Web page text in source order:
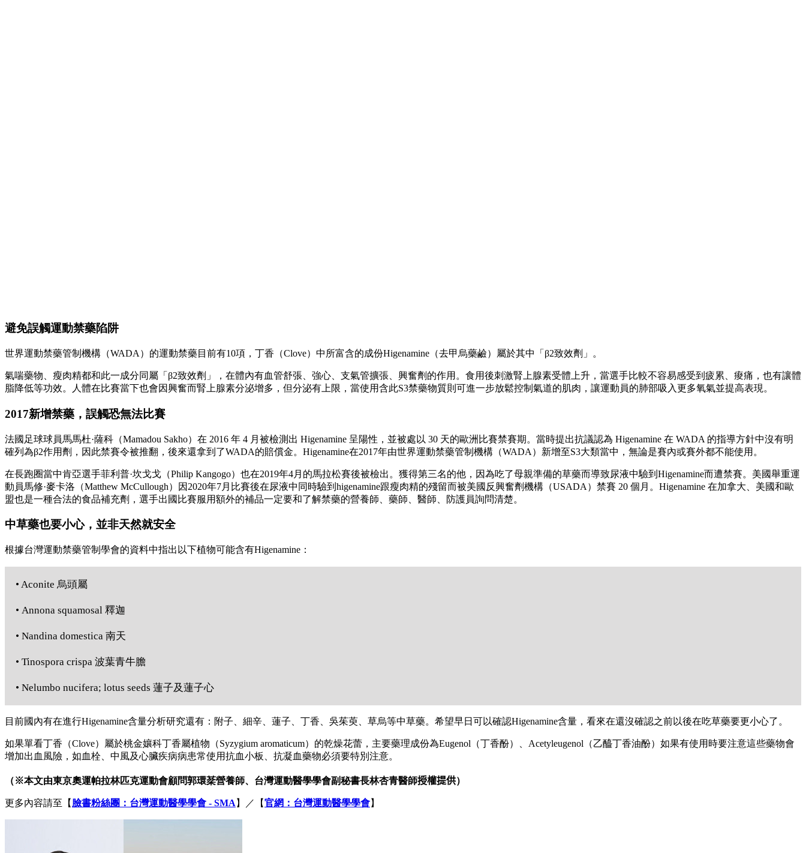
避免誤觸運動禁藥陷阱
世界運動禁藥管制機構（WADA）的運動禁藥目前有10項，丁香（Clove）中所富含的成份Higenamine（去甲烏藥鹼）屬於其中「β2致效劑」。
氣喘藥物、瘦肉精都和此一成分同屬「β2致效劑」，在體內有血管舒張、強心、支氣管擴張、興奮劑的作用。食用後刺激腎上腺素受體上升，當選手比較不容易感受到疲累、痠痛，也有讓體
脂降低等功效。人體在比賽當下也會因興奮而腎上腺素分泌增多，但分泌有上限，當使用含此S3禁藥物質則可進一步放鬆控制氣道的肌肉，讓運動員的肺部吸入更多氧氣並提高表現。
2017新增禁藥，誤觸恐無法比賽
法國足球球員馬馬杜·薩科（Mamadou Sakho）在 2016 年 4 月被檢測出 Higenamine 呈陽性，並被處以 30 天的歐洲比賽禁賽期。當時提出抗議認為 Higenamine 在 WADA 的指導方針中沒有明
確列為β2作用劑，因此禁賽令被推翻，後來還拿到了WADA的賠償金。Higenamine在2017年由世界運動禁藥管制機構（WADA）新增至S3大類當中，無論是賽內或賽外都不能使用。
在長跑圈當中肯亞選手菲利普·坎戈戈（Philip Kangogo）也在2019年4月的馬拉松賽後被檢出。獲得第三名的他，因為吃了母親準備的草藥而導致尿液中驗到Higenamine而遭禁賽。美國舉重運
動員馬修·麥卡洛（Matthew McCullough）因2020年7月比賽後在尿液中同時驗到higenamine跟瘦肉精的殘留而被美國反興奮劑機構（USADA）禁賽 20 個月。Higenamine 在加拿大、美國和歐
盟也是一種合法的食品補充劑，選手出國比賽服用額外的補品一定要和了解禁藥的營養師、藥師、醫師、防護員詢問清楚。
中草藥也要小心，並非天然就安全
根據台灣運動禁藥管制學會的資料中指出以下植物可能含有Higenamine：
• Aconite 烏頭屬
• Annona squamosal 釋迦
• Nandina domestica 南天
• Tinospora crispa 波葉青牛膽
• Nelumbo nucifera; lotus seeds 蓮子及蓮子心
目前國內有在進行Higenamine含量分析研究還有：附子、細辛、蓮子、丁香、吳茱萸、草烏等中草藥。希望早日可以確認Higenamine含量，看來在還沒確認之前以後在吃草藥要更小心了。
如果單看丁香（Clove）屬於桃金孃科丁香屬植物（Syzygium aromaticum）的乾燥花蕾，主要藥理成份為Eugenol（丁香酚）、Acetyleugenol（乙醯丁香油酚）如果有使用時要注意這些藥物會
增加出血風險，如血栓、中風及心臟疾病病患常使用抗血小板、抗凝血藥物必須要特別注意。
（※本文由東京奧運帕拉林匹克運動會顧問郭環棻營養師、台灣運動醫學學會副秘書長林杏青醫師授權提供）
更多內容請至【 臉書粉絲團：台灣運動醫學學會 - SMA 】／【官網：台灣運動醫學學會】